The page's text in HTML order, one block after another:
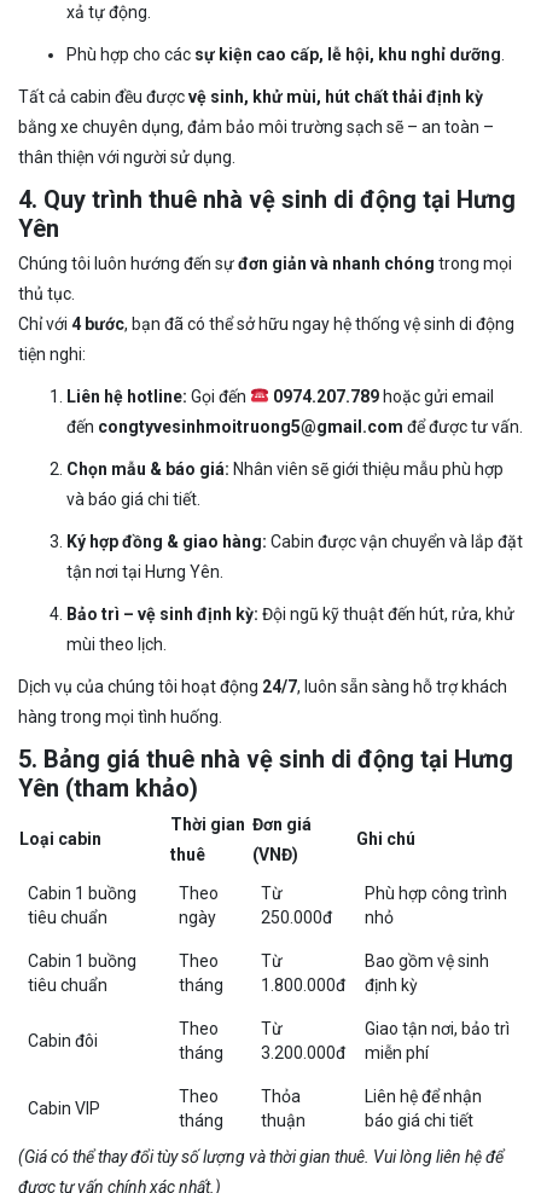
xả tự động.
Phù hợp cho các sự kiện cao cấp, lễ hội, khu nghỉ dưỡng
Tất cả cabin đều đượcvệ sinh, khử mùi, hút chất thải định kỳ
bằng xe chuyên dụng, đảm bảo môi trường sạch sẽ – an toàn –
thân thiện với người sử dụng.
4. Quy trình thuê nhà vệ sinh di động tại Hưng
Yên
Chúng tôi luôn hướng đến sựđơn giản và nhanh chóng trong mọi
thủ tục.
Chỉ với 4 bước, bạn đã có thể sở hữu ngay hệ thống vệ sinh di động
tiện nghi:
Liên hệ hotline: Gọi đến 0974.207.789hoặc gửi email
đến congtyvesinhmoitruong5@gmail.com để được tư vấn.
Chọn mẫu & báo giá: Nhân viên sẽ giới thiệu mẫu phù hợp
và báo giá chi tiết.
Ký hợp đồng & giao hàng: Cabin được vận chuyển và lắp đặt
tận nơi tại Hưng Yên.
Bảo trì – vệ sinh định kỳ: Đội ngũ kỹ thuật đến hút, rửa, khử
mùi theo lịch.
Dịch vụ của chúng tôi hoạt động 24/7, luôn sẵn sàng hỗ trợ khách
hàng trong mọi tình huống.
5. Bảng giá thuê nhà vệ sinh di động tại Hưng
Yên (tham khảo)
Loại cabin
Thời gian
thuê
Đơn giá
(VNĐ)
Ghi chú
Cabin 1 buồng
tiêu chuẩn
Theo
ngày
Từ
250.000đ
Phù hợp công trình
nhỏ
Cabin 1 buồng
tiêu chuẩn
Theo
tháng
Từ
1.800.000đ
Bao gồm vệ sinh
định kỳ
Cabin đôi
Theo
tháng
Từ
3.200.000đ
Giao tận nơi, bảo trì
miễn phí
Cabin VIP
Theo
tháng
Thỏa
thuận
Liên hệ để nhận
báo giá chi tiết
(Giá có thể thay đổi tùy số lượng và thời gian thuê. Vui lòng liên hệ để
được tư vấn chính xác nhất.)